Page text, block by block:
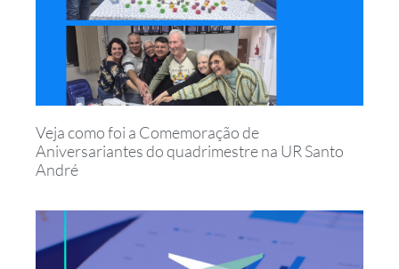
Veja como foi a Comemoração de
Aniversariantes do quadrimestre na UR Santo
André